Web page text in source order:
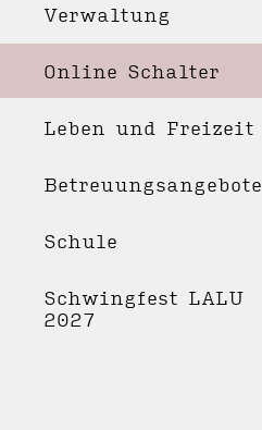
Verwaltung
Online Schalter
Leben und Freizeit
Betreuungsangebote
Schule
Schwingfest LALU
2027